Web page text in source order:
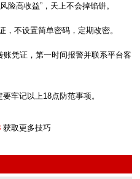
险高收益”，天上不会掉馅饼。
，不设置简单密码，定期改密。
凭证，第一时间报警并联系平台客
牢记以上18点防范事项。
获取更多技巧